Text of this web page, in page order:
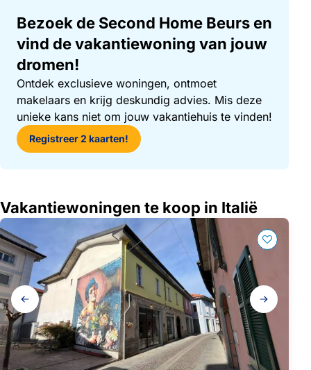
Bezoek de Second Home Beurs en
vind de vakantiewoning van jouw
dromen!
Ontdek exclusieve woningen, ontmoet
makelaars en krijg deskundig advies. Mis deze
unieke kans niet om jouw vakantiehuis te vinden!
Registreer 2 kaarten!
Vakantiewoningen te koop in Italië
Galerij
navigatie